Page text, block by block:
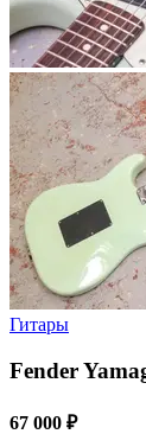
Гитары
Fender
67 000 ₽